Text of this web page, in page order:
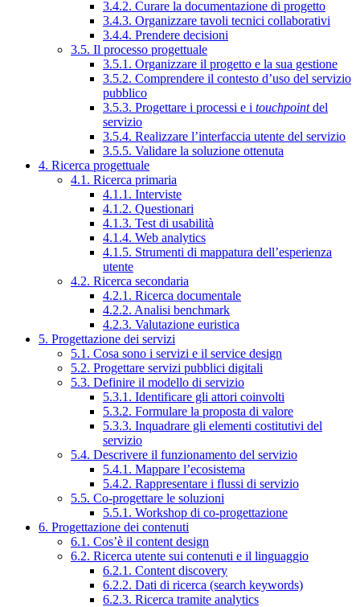
3.4.2. Curare la documentazione di progetto
3.4.3. Organizzare tavoli tecnici collaborativi
3.4.4. Prendere decisioni
3.5. Il processo progettuale
3.5.1. Organizzare il progetto e la sua gestione
3.5.2. Comprendere il contesto d’uso del servizio
pubblico
3.5.3. Progettare i processi e i touchpointdel
servizio
3.5.4. Realizzare l’interfaccia utente del servizio
3.5.5. Validare la soluzione ottenuta
4. Ricerca progettuale
4.1. Ricerca primaria
4.1.1. Interviste
4.1.2. Questionari
4.1.3. Test di usabilità
4.1.4. Web analytics
4.1.5. Strumenti di mappatura dell’esperienza
utente
4.2. Ricerca secondaria
4.2.1. Ricerca documentale
4.2.2. Analisi benchmark
4.2.3. Valutazione euristica
5. Progettazione dei servizi
5.1. Cosa sono i servizi e il service design
5.2. Progettare servizi pubblici digitali
5.3. Definire il modello di servizio
5.3.1. Identificare gli attori coinvolti
5.3.2. Formulare la proposta di valore
5.3.3. Inquadrare gli elementi costitutivi del
servizio
5.4. Descrivere il funzionamento del servizio
5.4.1. Mappare l’ecosistema
5.4.2. Rappresentare i flussi di servizio
5.5. Co-progettare le soluzioni
5.5.1. Workshop di co-progettazione
6. Progettazione dei contenuti
6.1. Cos’è il content design
6.2. Ricerca utente sui contenuti e il linguaggio
6.2.1. Content discovery
6.2.2. Dati di ricerca (search keywords)
6.2.3. Ricerca tramite analytics